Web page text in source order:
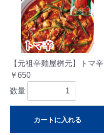
【元祖辛麺屋桝元】トマ辛
￥650
数量
カートに入れる